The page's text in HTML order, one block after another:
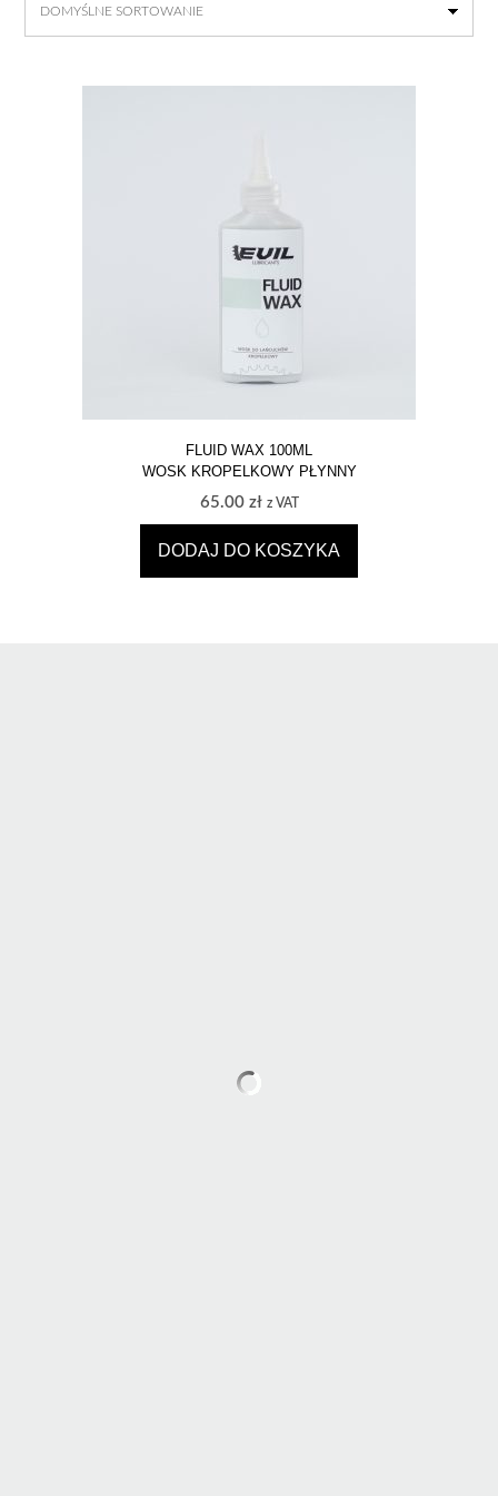
FLUID WAX 100ML
WOSK KROPELKOWY PŁYNNY
65.00 zł z VAT
DODAJ DO KOSZYKA